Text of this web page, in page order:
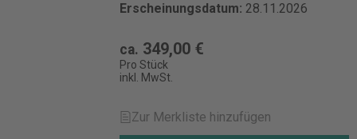
Erscheinungsdatum: 28.11.2026
ca. 349,00 €
Pro Stück
inkl. MwSt.
Zur Merkliste hinzufügen